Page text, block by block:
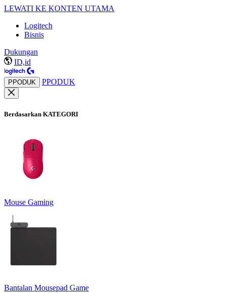
LEWATI KE KONTEN UTAMA
Logitech
Bisnis
Dukungan
ID,id
PPODUK PPODUK
Berdasarkan KATEGORI
Mouse Gaming
Bantalan Mousepad Game